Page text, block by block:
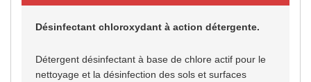
Désinfectant chloroxydant à action détergente.
Détergent désinfectant à base de chlore actif pour le
nettoyage et la désinfection des sols et surfaces